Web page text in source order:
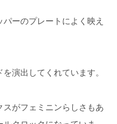
ーのプレートによく映え
演出してくれています。
がフェミニンらしさもあ